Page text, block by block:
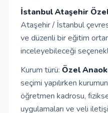
İstanbul Ataşehir
Ataşehir / İstanbul
ve düzenli bir eğitim
inceleyebileceği
Kurum türü: Özel
seçimi yapılırken
öğretmen kadrosu,
uygulamaları ve veli